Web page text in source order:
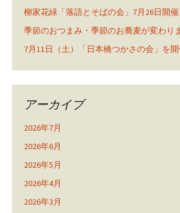
柳家花緑「落語とそばの会」7月26日開催
季節のおつまみ・季節のお蕎麦が変わり
7月11日（土）「日本橋つかさの会」を開
アーカイブ
2026年7月
2026年6月
2026年5月
2026年4月
2026年3月